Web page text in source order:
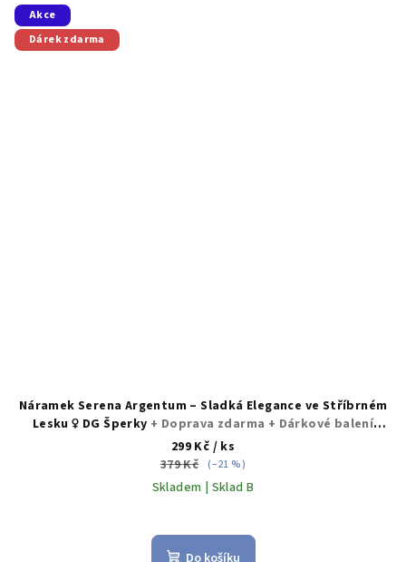
Akce
Dárek zdarma
Náramek Serena Argentum – Sladká Elegance ve Stříbrném
Lesku ♀️ DG Šperky + Doprava zdarma + Dárkové balení
zdarma
299 Kč / ks
379 Kč (–21 %)
Skladem | Sklad B